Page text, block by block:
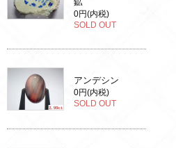
0円(内税)
SOLD OUT
アンデシン
0円(内税)
SOLD OUT